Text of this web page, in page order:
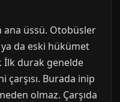
ana üssü. Otobüsler
ya da eski hükümet
İlk durak genelde
çarşısı. Burada inip
olmaz. Çarşıda